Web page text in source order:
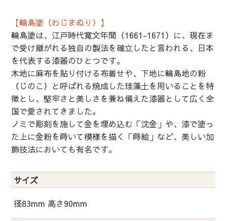
【輪島塗（わじまぬり）】
輪島塗は、江戸時代寛文年間（1661-1671）に、現在ま
で受け継がれる独自の製法を確立したと言われる、日本
を代表する漆器のひとつです。
木地に麻布を貼り付ける布着せや、下地に輪島地の粉
（じのこ）と呼ばれる焼成した珪藻土を用いることを特
徴とし、堅牢さと美しさを兼ね備えた漆器として広く全
国で愛されてきました。
ノミで彫刻を施して金を埋め込む「沈金」や、漆で塗っ
た上に金粉を蒔いて模様を描く「蒔絵」など、美しい加
飾技法においても有名です。
サイズ
径83mm 高さ90mm